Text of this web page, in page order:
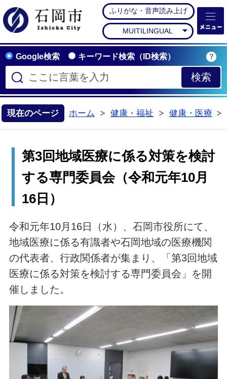
石岡市公式ホームペー
ふりがな・音声読み上げ
MUITILINGUAL
Google検索 キーワード検索（ID検索）
現在のページ ホーム
健康・福祉
健康・医療
第3回地域医療に係る対策を検討
する専門委員会（令和元年10月
16日）
令和元年10月16日（水）、石岡市役所にて、
地域医療に係る有識者や石岡地域の医療機関
の代表者、行政関係者が集まり、「第3回地域
医療に係る対策を検討する専門委員会」を開
催しました。